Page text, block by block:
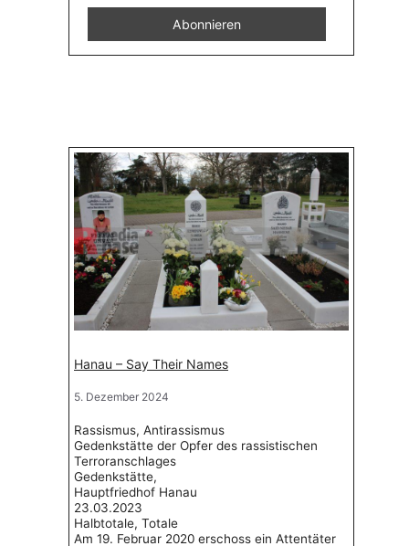
Hanau – Say Their Names
5. Dezember 2024
Rassismus, Antirassismus
Gedenkstätte der Opfer des rassistischen
Terroranschlages
Gedenkstätte,
Hauptfriedhof Hanau
23.03.2023
Halbtotale, Totale
Am 19. Februar 2020 erschoss ein Attentäter